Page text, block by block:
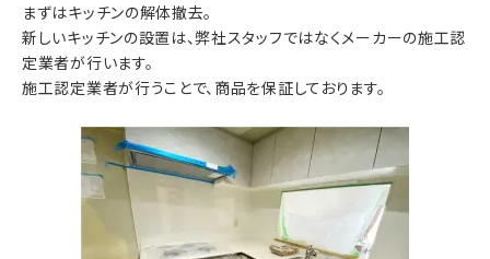
まずはキッチンの解体撤去。
新しいキッチンの設置は、弊社スタッフではなくメーカーの施工認
定業者が行います。
施工認定業者が行うことで、商品を保証しております。